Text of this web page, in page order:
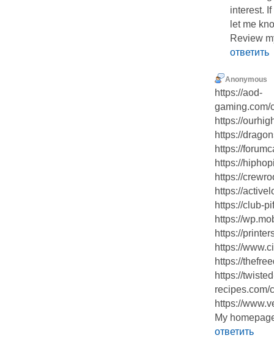
interest.
let me
Review
ответить
Anonymous
https://aod-
gaming.com/
https://
https://
https://
https://
https://
https://
https://club-
https://
https://
https://
https://
https://
recipes.com/
https://
My
ответить